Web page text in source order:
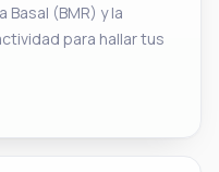
(BMR) y la
para hallar tus